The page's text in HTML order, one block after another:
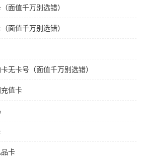
面值千万别选错）
面值千万别选错）
无卡号（面值千万别选错）
值卡
卡